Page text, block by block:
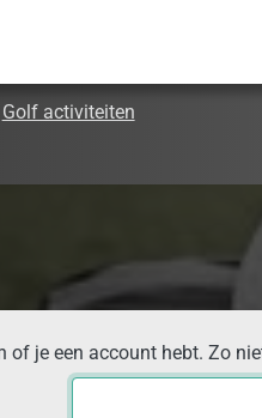
Golf activiteiten
of je een account hebt. Zo